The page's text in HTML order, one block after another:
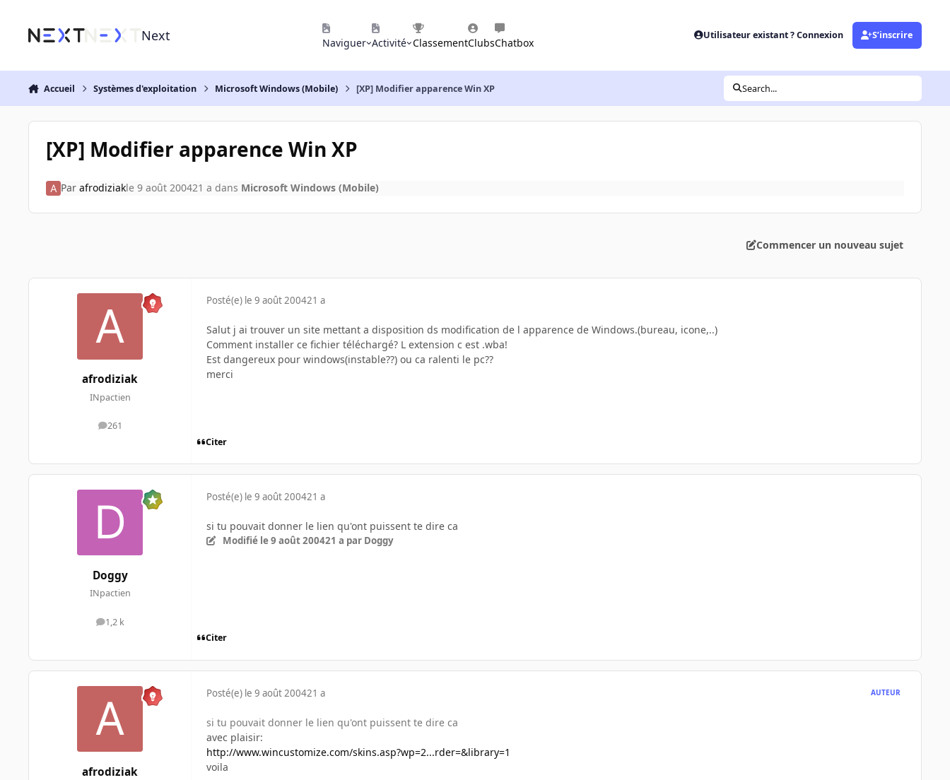
Next Naviguer Activité ClassementClubsChatbox
Utilisateur existant ? Connexion S’inscrire
Accueil Systèmes d'exploitation Microsoft Windows (Mobile) [XP] Modifier apparence Win XP Search...
[XP] Modifier apparence Win XP
Par afrodiziakle 9 août 200421 a dans Microsoft Windows (Mobile)
Commencer un nouveau sujet
afrodiziak
INpactien
261
messages
Posté(e) le 9 août 200421 a
Salut j ai trouver un site mettant a disposition ds modification de l apparence de Windows.(bureau, icone,..)
Comment installer ce fichier téléchargé? L extension c est .wba!
Est dangereux pour windows(instable??) ou ca ralenti le pc??
merci
Citer
Doggy
INpactien
1,2 k
messages
Posté(e) le 9 août 200421 a
si tu pouvait donner le lien qu'ont puissent te dire ca
Modifié le 9 août 200421 a par Doggy
Citer
afrodiziak
Posté(e) le 9 août 200421 a AUTEUR
si tu pouvait donner le lien qu'ont puissent te dire ca
avec plaisir:
http://www.wincustomize.com/skins.asp?wp=2...rder=&library=1
voila